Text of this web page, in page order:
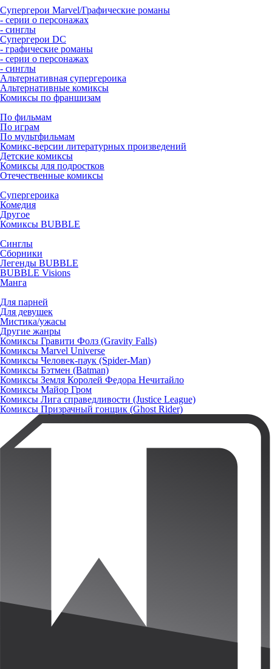
Супергерои Marvel/Графические романы
- серии о персонажах
- синглы
Супергерои DC
- графические романы
- серии о персонажах
- синглы
Альтернативная супергероика
Альтернативные комиксы
Комиксы по франшизам
По фильмам
По играм
По мультфильмам
Комикс-версии литературных произведений
Детские комиксы
Комиксы для подростков
Отечественные комиксы
Супергероика
Комедия
Другое
Комиксы BUBBLE
Синглы
Сборники
Легенды BUBBLE
BUBBLE Visions
Манга
Для парней
Для девушек
Мистика/ужасы
Другие жанры
Комиксы Гравити Фолз (Gravity Falls)
Комиксы Marvel Universe
Комиксы Человек-паук (Spider-Man)
Комиксы Бэтмен (Batman)
Комиксы Земля Королей Федора Нечитайло
Комиксы Майор Гром
Комиксы Лига справедливости (Justice League)
Комиксы Призрачный гонщик (Ghost Rider)